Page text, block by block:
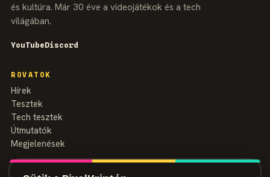
és kultúra. Már 30 éve a videojátékok és a tech
világában.
YouTubeDiscord
ROVATOK
Hírek
Tesztek
Tech tesztek
Útmutatók
Megjelenések
MAGAZIN